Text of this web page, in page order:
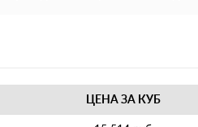
ЦЕНА ЗА КУБ